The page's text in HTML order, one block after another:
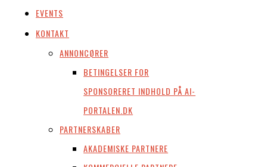
EVENTS
KONTAKT
ANNONCØRER
BETINGELSER FOR
SPONSORERET INDHOLD PÅ AI-
PORTALEN.DK
PARTNERSKABER
AKADEMISKE PARTNERE